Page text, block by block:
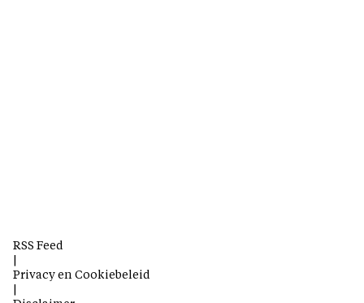
RSS Feed
Privacy en Cookiebeleid